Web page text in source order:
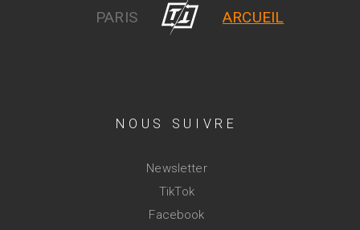
PARIS ARCUEIL
NOUS SUIVRE
Newsletter
TikTok
Facebook